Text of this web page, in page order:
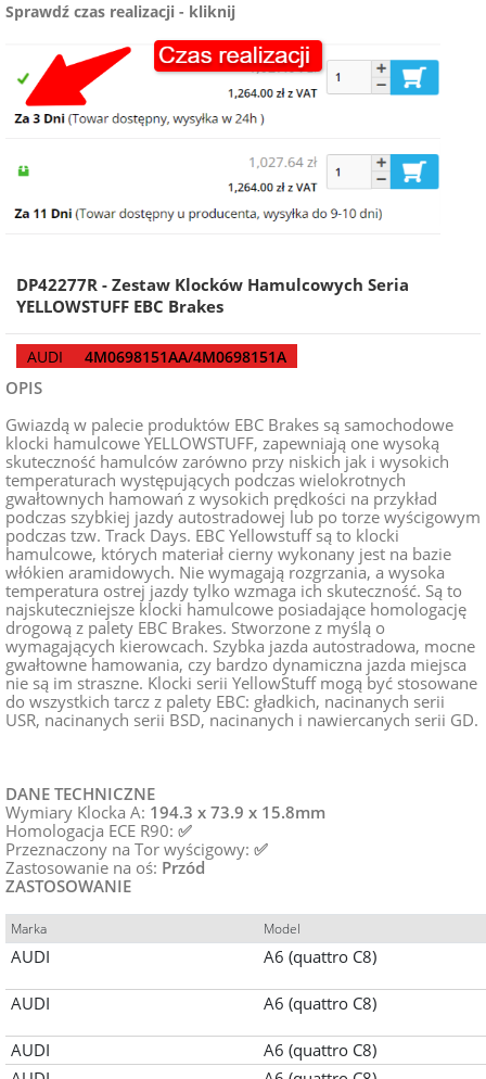
Sprawdź czas realizacji - kliknij
DP42277R - Zestaw Klocków Hamulcowych Seria
YELLOWSTUFF EBC Brakes
AUDI 4M0698151AA/4M0698151A
OPIS
Gwiazdą w palecie produktów EBC Brakes są samochodowe
klocki hamulcowe YELLOWSTUFF, zapewniają one wysoką
skuteczność hamulców zarówno przy niskich jak i wysokich
temperaturach występujących podczas wielokrotnych
gwałtownych hamowań z wysokich prędkości na przykład
podczas szybkiej jazdy autostradowej lub po torze wyścigowym
podczas tzw. Track Days. EBC Yellowstuff są to klocki
hamulcowe, których materiał cierny wykonany jest na bazie
włókien aramidowych. Nie wymagają rozgrzania, a wysoka
temperatura ostrej jazdy tylko wzmaga ich skuteczność. Są to
najskuteczniejsze klocki hamulcowe posiadające homologację
drogową z palety EBC Brakes. Stworzone z myślą o
wymagających kierowcach. Szybka jazda autostradowa, mocne
gwałtowne hamowania, czy bardzo dynamiczna jazda miejsca
nie są im straszne. Klocki serii YellowStuff mogą być stosowane
do wszystkich tarcz z palety EBC: gładkich, nacinanych serii
USR, nacinanych serii BSD, nacinanych i nawiercanych serii GD.
DANE TECHNICZNE
Wymiary Klocka A: 194.3 x 73.9 x 15.8mm
Homologacja ECE R90: ✅
Przeznaczony na Tor wyścigowy: ✅
Zastosowanie na oś: Przód
ZASTOSOWANIE
Marka Model
AUDI A6 (quattro C8)
AUDI A6 (quattro C8)
AUDI
A6 (quattro C8)